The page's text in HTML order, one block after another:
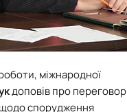
міжнародної
доповів про
спорудження